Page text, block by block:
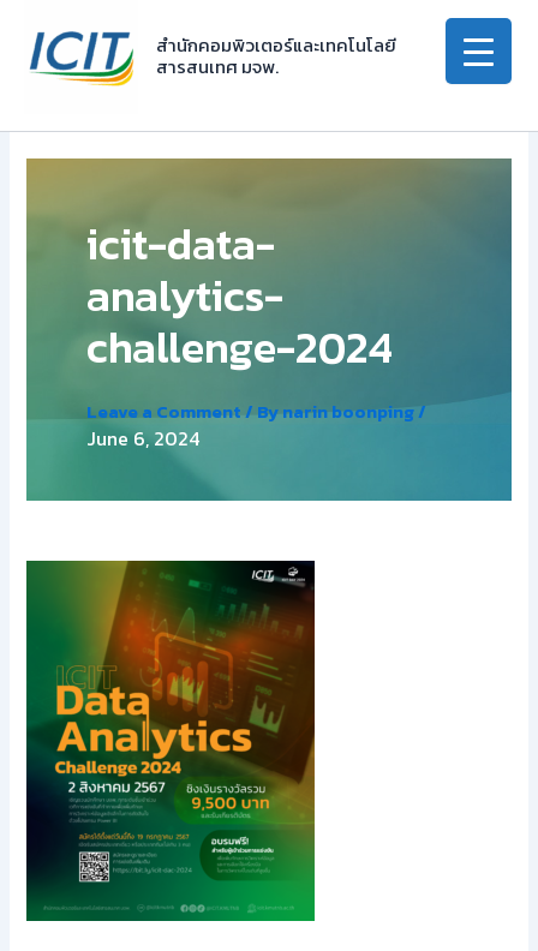
content
สำนักคอมพิวเตอร์และเทคโนโลยี
สารสนเทศ มจพ.
icit-data-
analytics-
challenge-2024
Leave a Comment / Bynarin boonping/
June 6, 2024